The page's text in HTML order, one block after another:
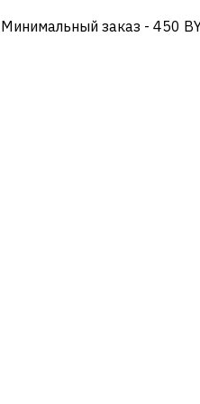
заказ - 450